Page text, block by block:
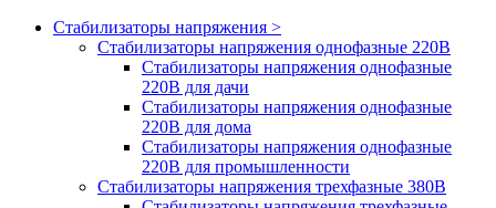
Стабилизаторы напряжения >
Cтабилизаторы напряжения однофазные 220В
Стабилизаторы напряжения однофазные
220В для дачи
Стабилизаторы напряжения однофазные
220В для дома
Стабилизаторы напряжения однофазные
220В для промышленности
Стабилизаторы напряжения трехфазные 380В